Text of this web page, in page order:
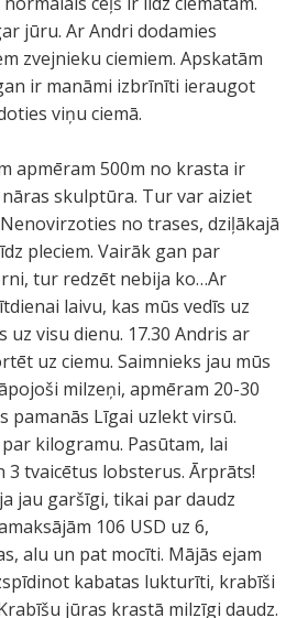
jūru. Ar Andri dodamies
zvejnieku ciemiem. Apskatām
ir manāmi izbrīnīti ieraugot
viņu ciemā.
apmēram 500m no krasta ir
skulptūra. Tur var aiziet
no trases, dziļākajā
pleciem. Vairāk gan par
tur redzēt nebija ko…Ar
laivu, kas mūs vedīs uz
visu dienu. 17.30 Andris ar
uz ciemu. Saimnieks jau mūs
milzeņi, apmēram 20-30
pamanās Līgai uzlekt virsū.
kilogramu. Pasūtam, lai
tvaicētus lobsterus. Ārprāts!
jau garšīgi, tikai par daudz
106 USD uz 6,
alu un pat mocīti. Mājās ejam
kabatas lukturīti, krabīši
jūras krastā milzīgi daudz.